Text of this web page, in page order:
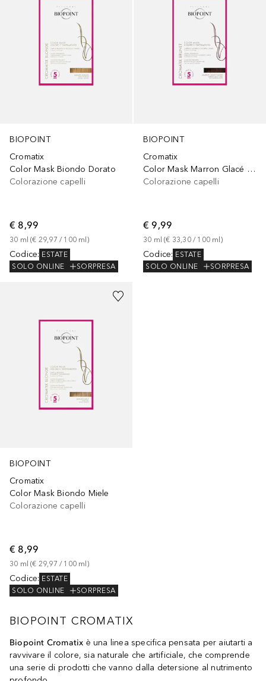
BIOPOINT
Cromatix
Color Mask Biondo Dorato
Colorazione capelli
€ 8,99
30 ml (€ 29,97 / 100 ml )
Codice: ESTATE
SOLO ONLINE
SORPRESA
BIOPOINT
Cromatix
Color Mask Marron Glacé Chiaro
Colorazione capelli
€ 9,99
30 ml (€ 33,30 / 100 ml )
Codice: ESTATE
SOLO ONLINE
SORPRESA
BIOPOINT
Cromatix
Color Mask Biondo Miele
Colorazione capelli
€ 8,99
30 ml (€ 29,97 / 100 ml )
Codice: ESTATE
SOLO ONLINE
SORPRESA
BIOPOINT CROMATIX
Biopoint Cromatix è una linea specifica pensata per aiutarti a
ravvivare il colore, sia naturale che artificiale, che comprende
una serie di prodotti che vanno dalla detersione al nutrimento